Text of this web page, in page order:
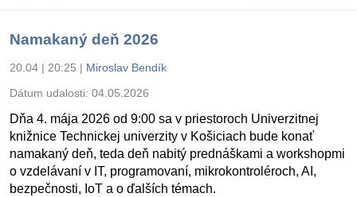
Namakaný deň 2026
20.04 | 20:25 | Miroslav Bendík
Dátum udalosti: 04.05.2026
Dňa 4. mája 2026 od 9:00 sa v priestoroch Univerzitnej
knižnice Technickej univerzity v Košiciach bude konať
namakaný deň, teda deň nabitý prednáškami a workshopmi
o vzdelávaní v IT, programovaní, mikrokontroléroch, AI,
bezpečnosti, IoT a o ďalších témach.